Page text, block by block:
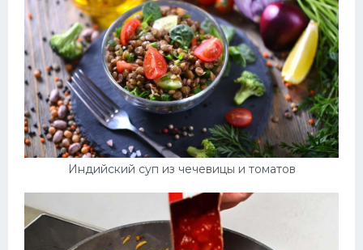
Индийский суп из чечевицы и томатов